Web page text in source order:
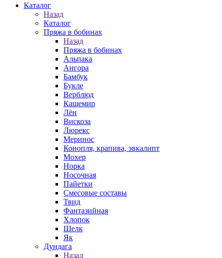
Каталог
Назад
Каталог
Пряжа в бобинах
Назад
Пряжа в бобинах
Альпака
Ангора
Бамбук
Букле
Верблюд
Кашемир
Лён
Вискоза
Люрекс
Меринос
Конопля, крапива, эвкалипт
Мохер
Норка
Носочная
Пайетки
Смесовые составы
Твид
Фантазийная
Хлопок
Шелк
Як
Дундага
Назад